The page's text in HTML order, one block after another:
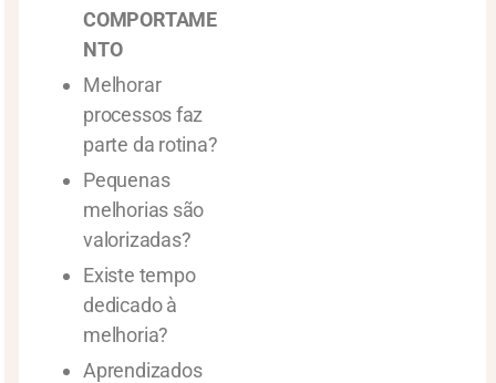
COMPORTAME
NTO
Melhorar
processos faz
parte da rotina?
Pequenas
melhorias são
valorizadas?
Existe tempo
dedicado à
melhoria?
Aprendizados